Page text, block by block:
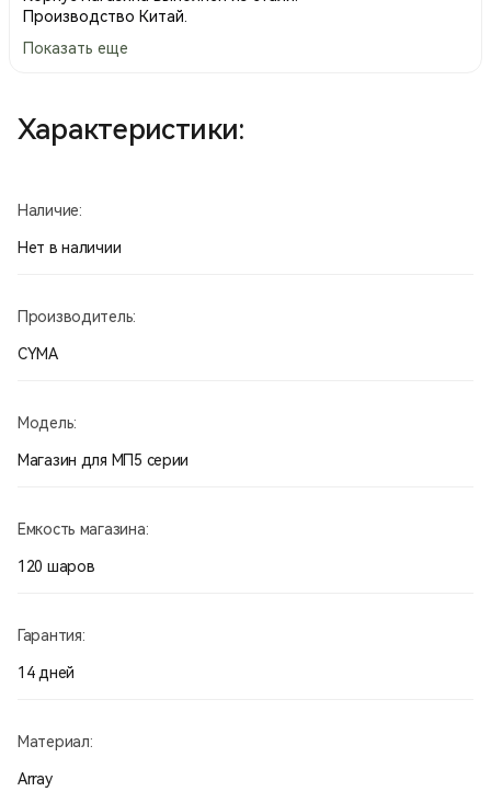
Производство Китай.
Показать еще
Характеристики:
Наличие:
Нет в наличии
Производитель:
CYMA
Модель:
Магазин для МП5 серии
Емкость магазина:
120 шаров
Гарантия:
14 дней
Материал:
Array